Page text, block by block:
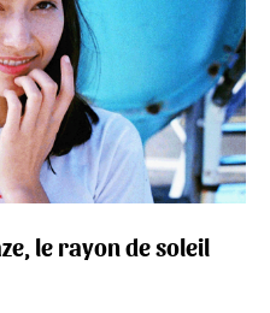
le rayon de soleil